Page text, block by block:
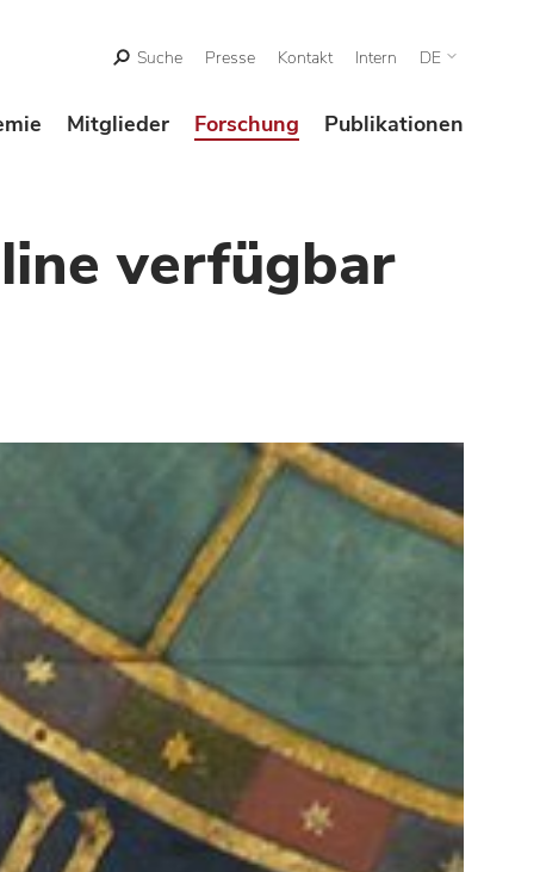
Suche Presse Kontakt Intern DE
Mitglieder Forschung Publikationen
verfügbar